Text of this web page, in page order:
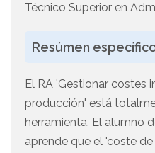
Técnico Superior en
Resúmen
El RA 'Gestionar costes
producción' está
herramienta. El alumno
aprende que el 'coste